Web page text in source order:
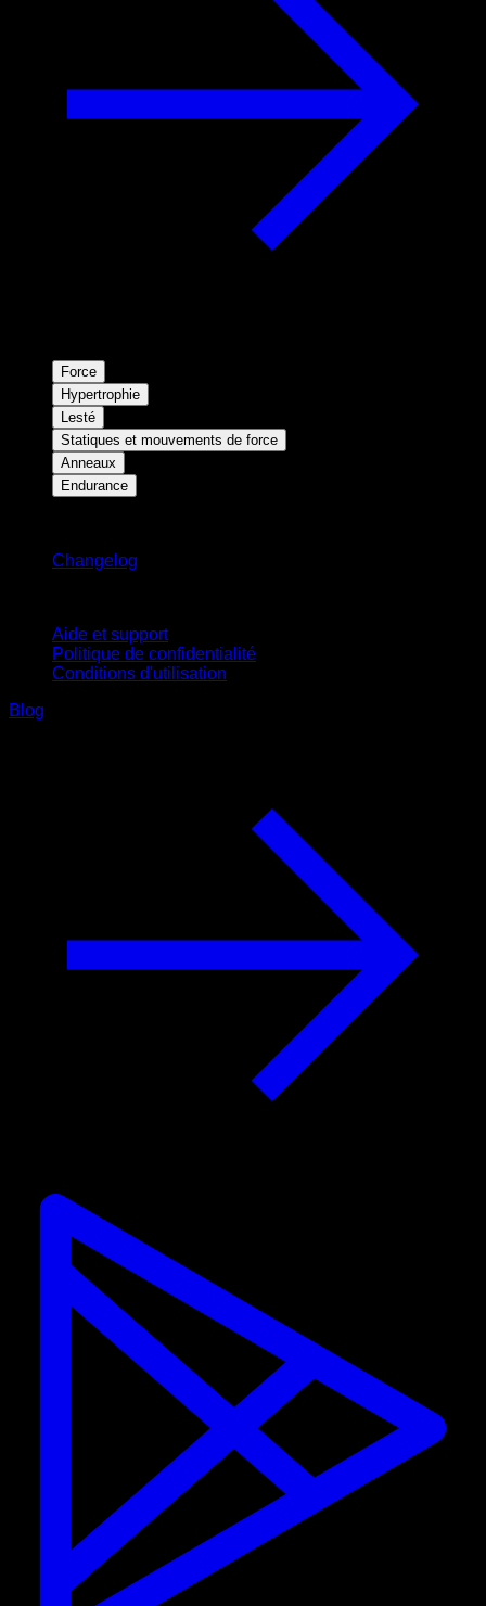
Force
Hypertrophie
Lesté
Statiques et mouvements de force
Anneaux
Endurance
Changelog
Aide et support
Politique de confidentialité
Conditions d'utilisation
Blog